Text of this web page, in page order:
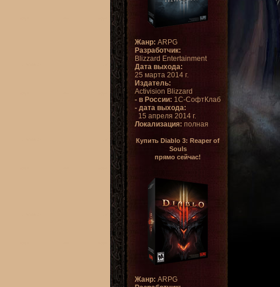
Жанр: ARPG
Разработчик:
Blizzard Entertainment
Дата выхода:
25 марта 2014 г.
Издатель:
Activision Blizzard
- в России: 1С-СофтКлаб
- дата выхода:
15 апреля 2014 г.
Локализация: полная
Купить Diablo 3: Reaper of
Souls
прямо сейчас!
Жанр: ARPG